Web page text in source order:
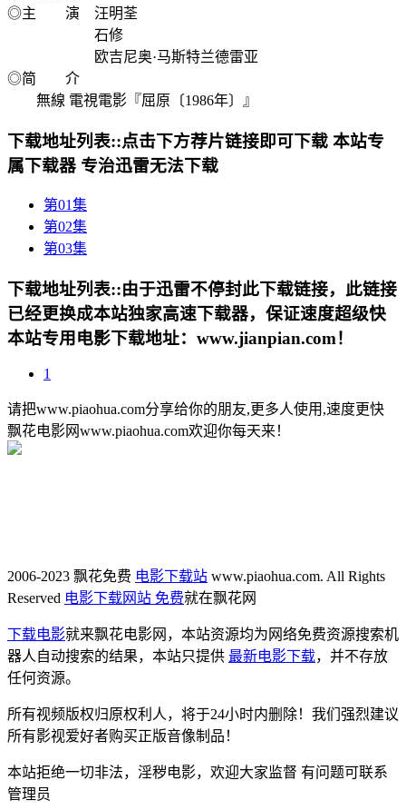
◎主 演 汪明荃
石修
欧吉尼奥·马斯特兰德雷亚
◎简 介
無線 電視電影『屈原〔1986年〕』
下载地址列表::点击下方荐片链接即可下载 本站专
属下载器 专治迅雷无法下载
第01集
第02集
第03集
下载地址列表::由于迅雷不停封此下载链接，此链接
已经更换成本站独家高速下载器，保证速度超级快
本站专用电影下载地址：www.jianpian.com！
1
请把www.piaohua.com分享给你的朋友,更多人使用,速度更快
飘花电影网www.piaohua.com欢迎你每天来！
2006-2023 飘花免费 电影下载站 www.piaohua.com. All Rights
Reserved 电影下载网站 免费就在飘花网
下载电影就来飘花电影网，本站资源均为网络免费资源搜索机
器人自动搜索的结果，本站只提供 最新电影下载，并不存放
任何资源。
所有视频版权归原权利人，将于24小时内删除！我们强烈建议
所有影视爱好者购买正版音像制品！
本站拒绝一切非法，淫秽电影，欢迎大家监督 有问题可联系
管理员